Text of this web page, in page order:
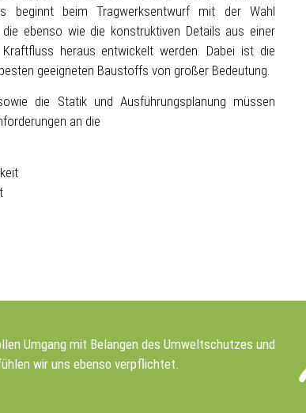
beginnt beim Tragwerksentwurf mit der Wahl
die ebenso wie die konstruktiven Details aus einer
heraus entwickelt werden. Dabei ist die
geeigneten Baustoffs von großer Bedeutung.
die Statik und Ausführungsplanung müssen
an die
Umgang mit Belangen des Umweltschutzes und
wir uns ebenso verpflichtet.